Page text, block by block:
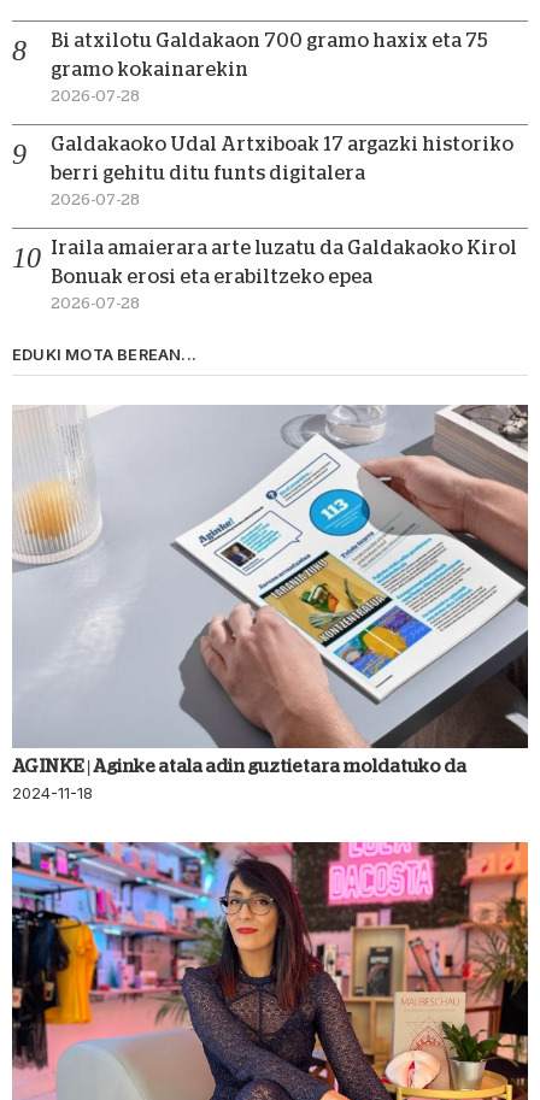
Bi atxilotu Galdakaon 700 gramo haxix eta 75
gramo kokainarekin
2026-07-28
Galdakaoko Udal Artxiboak 17 argazki historiko
berri gehitu ditu funts digitalera
2026-07-28
Iraila amaierara arte luzatu da Galdakaoko Kirol
Bonuak erosi eta erabiltzeko epea
2026-07-28
EDUKI MOTA BEREAN...
AGINKE | Aginke atala adin guztietara moldatuko da
2024-11-18